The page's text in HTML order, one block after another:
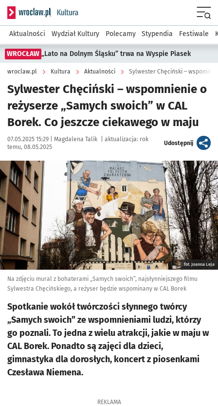
Serwis informacyjny wroclaw.pl podserwis: Kultura
Aktualności Wydział Kultury Polecamy Stypendia Festiwale
WROCŁAW „Lato na Dolnym Śląsku” trwa na Wyspie Piasek
wroclaw.pl Kultura Aktualności
Sylwester Chęciński – wspomnienie o
reżyserze „Samych swoich” w CAL
Borek. Co jeszcze ciekawego w maju
Data publikacji:
07.05.2025 15:29 | Autor:
Magdalena Talik aktualizacja: rok
temu, 08.05.2025
Udostępnijartykuł
Kliknij, aby powiększyć
fot. Joanna Leja
Na zdjęciu mural z bohaterami „Samych swoich”, najsłynniejszego filmu
Sylwestra Chęcińskiego, a reżyser będzie wspominany w CAL Borek
Spotkanie wokół twórczości słynnego twórcy
„Samych swoich” ze wspomnieniami ludzi, którzy
go poznali. To jedna z wielu atrakcji, jakie w maju w
CAL Borek. Ponadto są zajęci dla dzieci,
gimnastyka dla dorosłych, koncert z piosenkami
Czesława Niemena.
REKLAMA